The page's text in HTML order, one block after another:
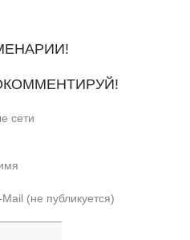
сети
(не публикуется)